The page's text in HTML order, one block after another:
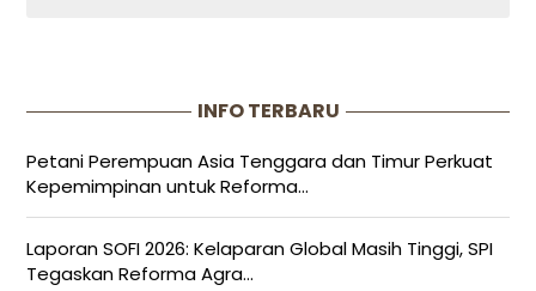
INFO TERBARU
Petani Perempuan Asia Tenggara dan Timur Perkuat
Kepemimpinan untuk Reforma...
Laporan SOFI 2026: Kelaparan Global Masih Tinggi, SPI
Tegaskan Reforma Agra...